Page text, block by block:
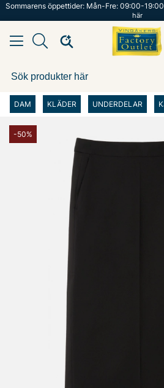
Sommarens öppettider: Mån-Fre: 09:00-
här
DAM KLÄDER UNDERDELAR
-50%